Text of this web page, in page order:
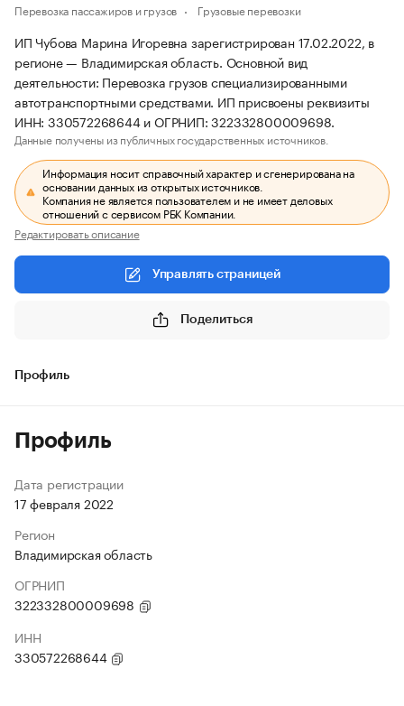
Перевозка пассажиров и грузов Грузовые перевозки
ИП Чубова Марина Игоревна зарегистрирован 17.02.2022, в
регионе — Владимирская область. Основной вид
деятельности: Перевозка грузов специализированными
автотранспортными средствами. ИП присвоены реквизиты
ИНН: 330572268644 и ОГРНИП: 322332800009698.
Данные получены из публичных государственных источников.
Информация носит справочный характер и сгенерирована на
основании данных из открытых источников.
Компания не является пользователем и не имеет деловых
отношений с сервисом РБК Компании.
Редактировать описание
Управлять страницей
Поделиться
Профиль
Профиль
Дата регистрации
17 февраля 2022
Регион
Владимирская область
ОГРНИП
322332800009698
ИНН
330572268644